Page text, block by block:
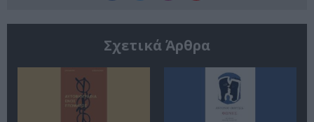
Σχετικά Άρθρα